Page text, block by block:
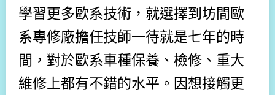
學習更多歐系技術，就選擇到坊間歐
系專修廠擔任技師一待就是七年的時
間，對於歐系車種保養、檢修、重大
維修上都有不錯的水平。因想接觸更